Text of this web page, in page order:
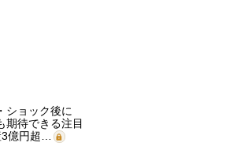
ショック後に
期待できる注目
億円超…